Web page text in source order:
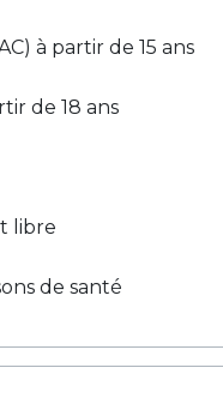
à partir de 15 ans
de 18 ans
libre
de santé